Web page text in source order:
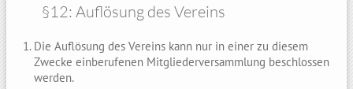
§12: Auflösung des Vereins
Die Auflösung des Vereins kann nur in einer zu diesem
Zwecke einberufenen Mitgliederversammlung beschlossen
werden.